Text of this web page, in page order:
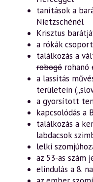
herceg”
rejtett
üzenetei
spirituális
szemmel
(2023.03.12.)
mennyiség
tanítások a
Nietzschénél
Krisztus
a rókák
találkozás a
robogó rohanó
a lassítás
területein
a gyorsított
kapcsolódás a
találkozás a
labdacsok
lelki
az 53-as szám
elindulás a 8.